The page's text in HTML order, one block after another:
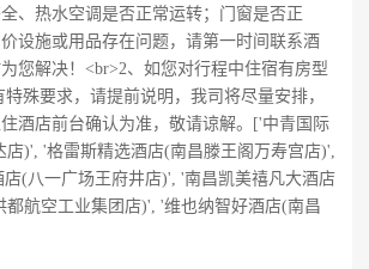
、热水空调是否正常运转；门窗是否正
设施或用品存在问题，请第一时间联系酒
您解决！<br>2、如您对行程中住宿有房型
特殊要求，请提前说明，我司将尽量安排，
酒店前台确认为准，敬请谅解。['中青国际
店)', '格雷斯精选酒店(南昌滕王阁万寿宫店)',
(八一广场王府井店)', '南昌凯美禧凡大酒店
都航空工业集团店)', '维也纳智好酒店(南昌